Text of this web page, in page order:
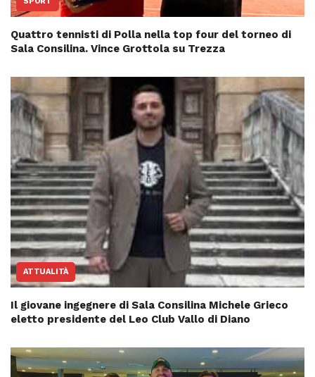
Quattro tennisti di Polla nella top four del torneo di
Sala Consilina. Vince Grottola su Trezza
ATTUALITÀ
Il giovane ingegnere di Sala Consilina Michele Grieco
eletto presidente del Leo Club Vallo di Diano